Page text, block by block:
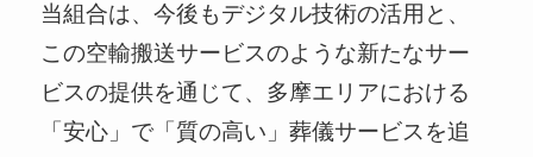
当組合は、今後もデジタル技術の活用と、
この空輸搬送サービスのような新たなサー
ビスの提供を通じて、多摩エリアにおける
「安心」で「質の高い」葬儀サービスを追